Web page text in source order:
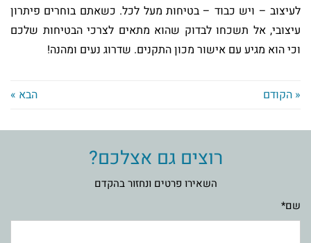
לעיצוב – ויש כבוד – בטיחות מעל לכל. כשאתם בוחרים פיתרון
עיצובי, אל תשכחו לבדוק שהוא מתאים לצרכי הבטיחות שלכם
וכי הוא מגיע עם אישור מכון התקנים. שדרוג נעים ומהנה!
« הקודם הבא »
רוצים גם אצלכם?
השאירו פרטים ונחזור בהקדם
שם*